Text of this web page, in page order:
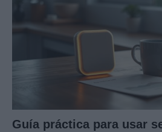
Guía práctica para usar